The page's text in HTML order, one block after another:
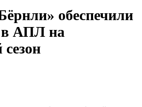
обеспечили
в АПЛ на